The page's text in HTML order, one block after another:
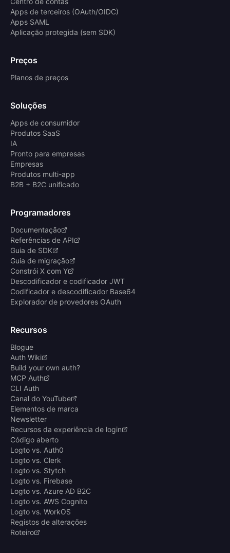
Apps de terceiros (OAuth/OIDC)
Apps SAML
Aplicação protegida (sem SDK)
Preços
Planos de preços
Soluções
Apps de consumidor
Produtos SaaS
IA
Pronto para empresas
Empresas
Produtos multi-app
B2B + B2C unificado
Programadores
Documentação
Referências de API
Guia de SDK
Guia de migração
Constrói X com Y
Descodificador e codificador JWT
Codificador e descodificador Base64
Explorador de provedores OAuth
Recursos
Blogue
Auth Wiki
Build your own auth?
MCP Auth
CLI Auth
Canal do YouTube
Elementos de marca
Newsletter
Recursos da experiência de login
Código aberto
Logto vs. Auth0
Logto vs. Clerk
Logto vs. Stytch
Logto vs. Firebase
Logto vs. Azure AD B2C
Logto vs. AWS Cognito
Logto vs. WorkOS
Registos de alterações
Roteiro